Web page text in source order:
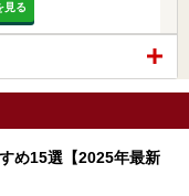
見る
め15選【2025年最新